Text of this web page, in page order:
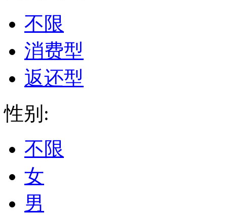
不限
消费型
返还型
性别:
不限
女
男